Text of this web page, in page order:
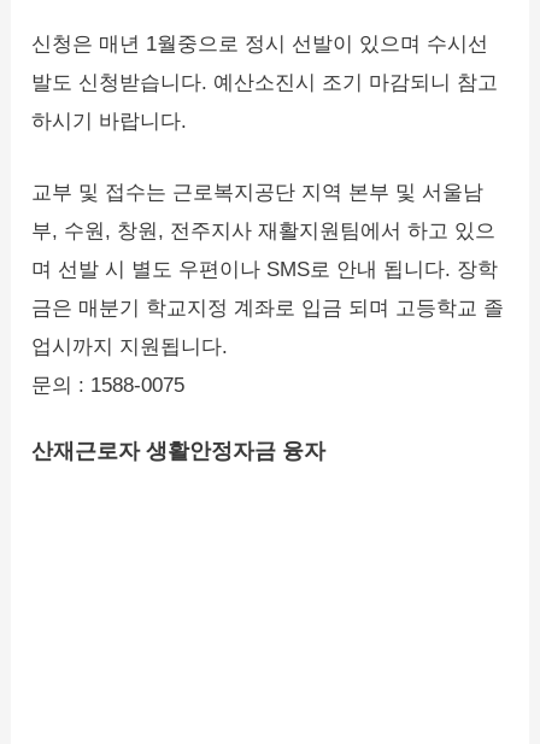
신청은 매년 1월중으로 정시 선발이 있으며 수시선
발도 신청받습니다. 예산소진시 조기 마감되니 참고
하시기 바랍니다.
교부 및 접수는 근로복지공단 지역 본부 및 서울남
부, 수원, 창원, 전주지사 재활지원팀에서 하고 있으
며 선발 시 별도 우편이나 SMS로 안내 됩니다. 장학
금은 매분기 학교지정 계좌로 입금 되며 고등학교 졸
업시까지 지원됩니다.
문의 : 1588-0075
산재근로자 생활안정자금 융자